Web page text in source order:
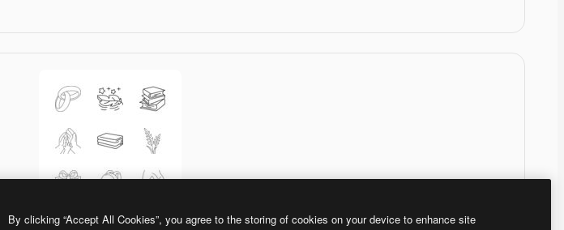
Generic Thin Outline
By clicking “Accept All Cookies”, you agree to the storing of cookies on your device to enhance site